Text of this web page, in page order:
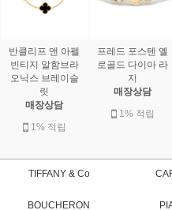
반클리프 앤 아펠
빈티지 알함브라
오닉스 브레이슬
릿
매장상담
1% 적립
프레드 포스텐 옐
로골드 다이아 라
지
매장상담
1% 적립
TIFFANY & Co
BOUCHERON